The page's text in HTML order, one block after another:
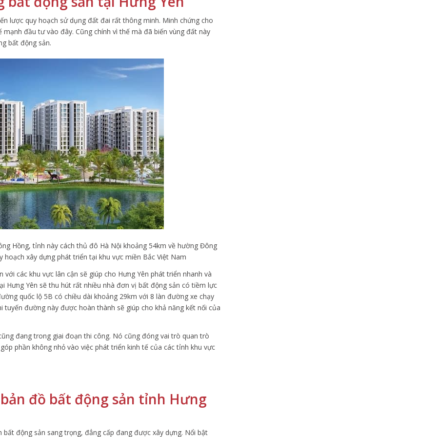
lược quy hoạch sử dụng đất đai rất thông minh. Minh chứng cho
đầu tư vào đây. Cũng chính vì thế mà đã biến vùng đất này
bất động sản.
Hồng, tỉnh này cách thủ đô Hà Nội khoảng 54km về hường Đông
xây dựng phát triển tại khu vực miền Bắc Việt Nam
các khu vực lân cận sẽ giúp cho Hưng Yên phát triển nhanh và
Hưng Yên sẽ thu hút rất nhiều nhà đơn vị bất động sản có tiềm lực
quốc lộ 5B có chiều dài khoảng 29km với 8 làn đường xe chạy
tuyến đường này được hoàn thành sẽ giúp cho khả năng kết nối của
đang trong giai đoạn thi công. Nó cũng đóng vai trò quan trò
phần không nhỏ vào việc phát triển kinh tế của các tỉnh khu vực
đồ bất động sản tỉnh Hưng
động sản sang trọng, đẳng cấp đang được xây dựng. Nổi bật